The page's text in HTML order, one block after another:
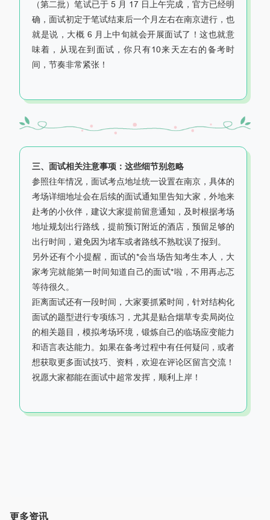
（第二批）笔试已于 5 月 17 日上午完成，官方已经明
确，面试初定于笔试结束后一个月左右在南京进行，也
就是说，大概 6 月上中旬就会开展面试了！这也就意
味着，从现在到面试，你只有10来天左右的备考时
间，节奏非常紧张！
三、面试相关注意事项：这些细节别忽略
参照往年情况，面试考点地址统一设置在南京，具体的
考场详细地址会在后续的面试通知里告知大家，外地来
赴考的小伙伴，建议大家提前留意通知，及时根据考场
地址规划出行路线，提前预订附近的酒店，预留足够的
出行时间，避免因为堵车或者路线不熟耽误了报到。
另外还有个小提醒，面试的*会当场告知考生本人，大
家考完就能第一时间知道自己的面试*啦，不用再忐忑
等待很久。
距离面试还有一段时间，大家要抓紧时间，针对结构化
面试的题型进行专项练习，尤其是贴合烟草专卖局岗位
的相关题目，模拟考场环境，锻炼自己的临场应变能力
和语言表达能力。如果在备考过程中有任何疑问，或者
想获取更多面试技巧、资料，欢迎在评论区留言交流！
祝愿大家都能在面试中超常发挥，顺利上岸！
更多资讯